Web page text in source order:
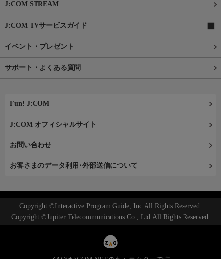
J:COM STREAM
J:COM TVサービスガイド
イベント・プレゼント
サポート・よくある質問
Fun! J:COM
J:COM オフィシャルサイト
お問い合わせ
お客さまのデータ利用･外部送信について
Copyright ©Interactive Program Guide, Inc.All Rights Reserved.
Copyright ©Jupiter Telecommunications Co., Ltd.All Rights Reserved.